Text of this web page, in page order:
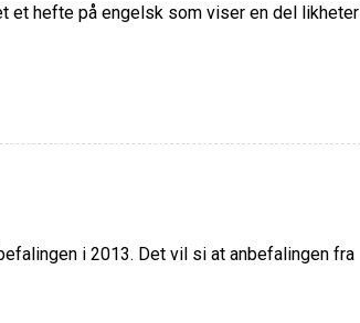
et hefte på engelsk som viser en del likheter
i 2013. Det vil si at anbefalingen fra